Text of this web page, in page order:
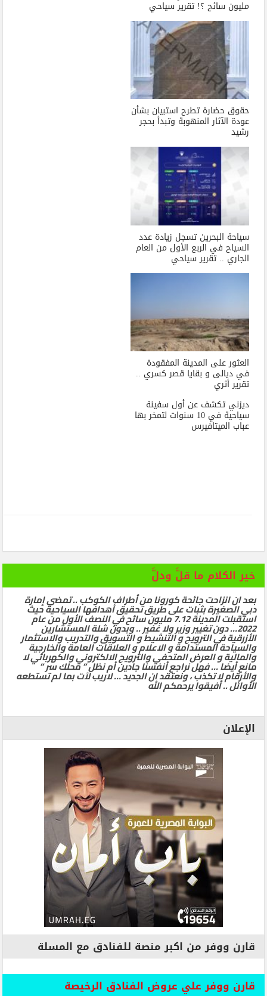
مليون سائح ؟! تقرير سياحي
حقوق حضارة تطرح استبيان بشأن
عودة الآثار المنهوبة وتبدأ بحجر
رشيد
سياحة البحرين تسجل زيادة عدد
السياح في الربع الأول من العام
الجاري .. تقرير سياحي
العثور على المدينة المفقودة
في ديالى و بقايا قصر كسري ..
تقرير أثري
ديزني تكشف عن أول سفينة
سياحية في 10 سنوات لتمخر بها
عباب الميتافيرس
خير الكلام ما قلَّ ودلَّ
بعد ان انزاحت جائحة كورونا من أطراف الكوكب .. تمضي إمارة
دبي الصغيرة بثبات على طريق تحقيق أهدافها السياحية حيث
استقبلت المدينة 7.12 مليون سائح في النصف الأول من عام
2022… دون تغيير وزير ولا غفير .. وبدون شلة المستشارين
الأزرقية في الترويج و التنشيط و التسويق والتدريب والاستثمار
والسياحة المستدامة و الاعلام و العلاقات العامة والخارجية
والمالية و العرض المتحفي والترويج الالكتروني والكهربائي لا
مانع أيضا … فهل نراجع أنفسنا جادين أم نظل ” محلك سر ”
والأرقام لا تكذب ، ونعتقد ان الجديد … لاريب لآت بما لم تستطعه
الأوائل .. أفيقوا يرحمكم الله
الإعلان
قارن ووفر من اكبر منصة للفنادق مع المسلة
قارن ووفر علي عروض الفنادق الرخيصة